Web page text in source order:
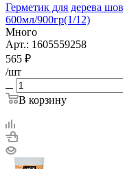
Герметик для дерева
600мл/900гр(1/12)
Много
Арт.: 1605559258
565 ₽
/шт
В корзину